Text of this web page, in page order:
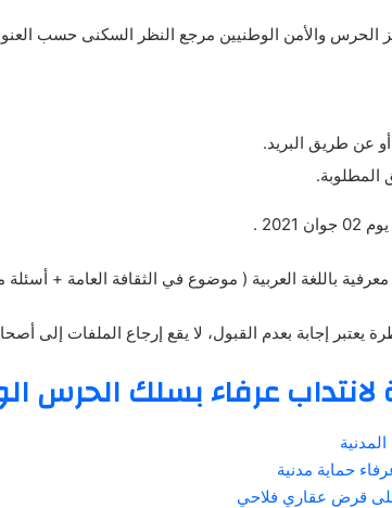
الحرس والأمن الوطنيين مرجع النظر السكنى حسب
عن طريق البريد.
المطلوبة.
.
باللغة العربية ( موضوع في الثقافة العامة + أسئلة متعددة
يعتبر إجابة بعدم القبول، لا يقع إرجاع الملفات إلى
عرفاء بسلك الحرس
حماية مدنية
قرض عقاري فلاحي